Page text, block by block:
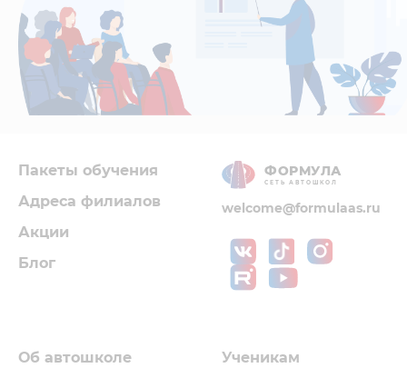
Пакеты обучения
Адреса филиалов
Акции
Блог
Об автошколе
Ученикам
ФОРМУЛА
СЕТЬ АВТОШКОЛ
welcome@formulaas.ru